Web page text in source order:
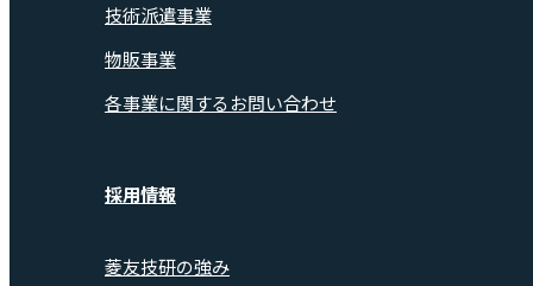
技術派遣事業
物販事業
各事業に関するお問い合わせ
採用情報
菱友技研の強み